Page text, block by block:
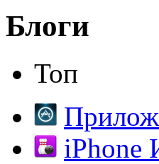
Блоги
Топ
iPhone